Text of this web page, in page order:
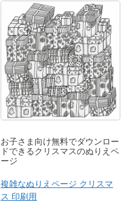
お子さま向け無料でダウンロー
ドできるクリスマスのぬりえペ
ージ
複雑なぬりえページ クリスマ
ス 印刷用